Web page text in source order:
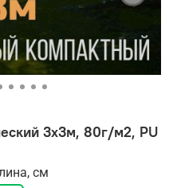
3х3м, 80г/м2, PU
см